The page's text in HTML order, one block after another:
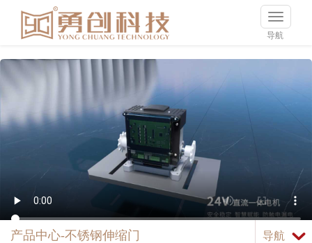
导航
产品中心-不锈钢伸缩门 导航